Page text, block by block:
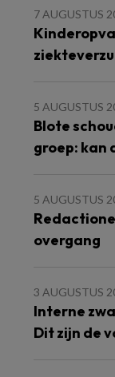
7 AUGUSTUS
5 AUGUSTUS
Blote
groep: kan
5 AUGUSTUS
overgang
3 AUGUSTUS
Interne
Dit zijn de